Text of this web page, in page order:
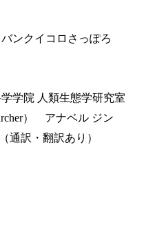
ンクイコロさっぽろ
学院 人類生態学研究室
） アナベル ジン
訳・翻訳あり）